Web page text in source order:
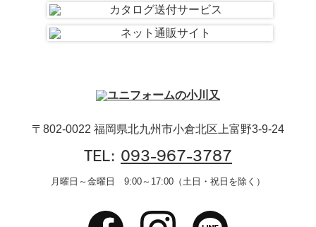
〒802-0022 福岡県北九州市小倉北区上富野3-9-24
TEL: 093-967-3787
月曜日～金曜日 9:00～17:00（土日・祝日を除く）